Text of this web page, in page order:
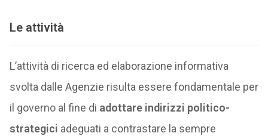
Le attività
L’attività di ricerca ed elaborazione informativa
svolta dalle Agenzie risulta essere fondamentale per
il governo al fine di adottare indirizzi politico-
strategici adeguati a contrastare la sempre